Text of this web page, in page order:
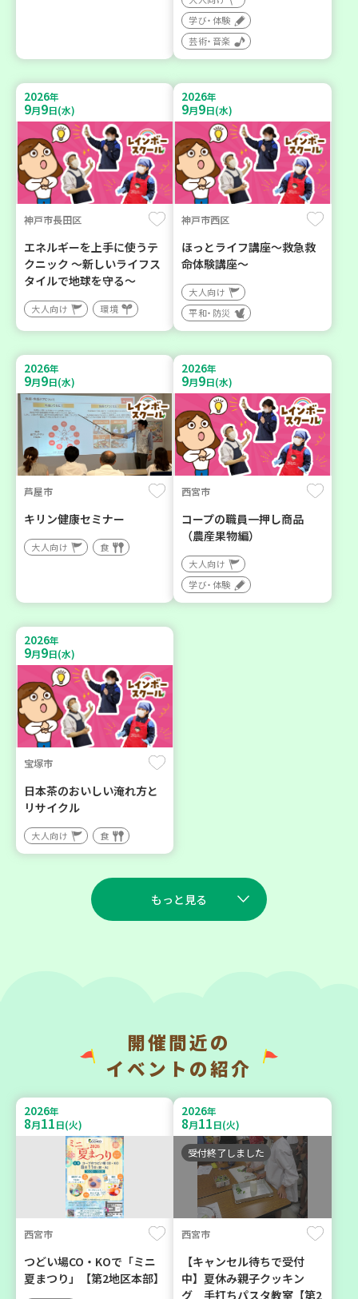
学び・体験
芸術・音楽
2026年
9月9日(水)
神戸市長田区
エネルギーを上手に使うテ
クニック ～新しいライフス
タイルで地球を守る～
大人向け 環境
2026年
9月9日(水)
神戸市西区
ほっとライフ講座～救急救
命体験講座～
大人向け
平和・防災
2026年
9月9日(水)
芦屋市
キリン健康セミナー
大人向け 食
2026年
9月9日(水)
西宮市
コープの職員一押し商品
（農産果物編）
大人向け
学び・体験
2026年
9月9日(水)
宝塚市
日本茶のおいしい淹れ方と
リサイクル
大人向け 食
もっと見る
元気豚」を語る
大人向け
学び・体験
命体験講座～
大人向け
平和・防災
9月5日(土)
2026年
9月4日(金)
開催間近の
イベントの紹介
2026年
8月11日(火)
西宮市
つどい場CO・KOで「ミニ
夏まつり」【第2地区本部】
2026年
8月11日(火)
受付終了しました
西宮市
【キャンセル待ちで受付
中】夏休み親子クッキン
グ 手打ちパスタ教室【第2